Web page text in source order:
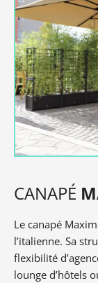
CANAPÉ
Le canapé
l’italienne. Sa
flexibilité
lounge d’hôtels